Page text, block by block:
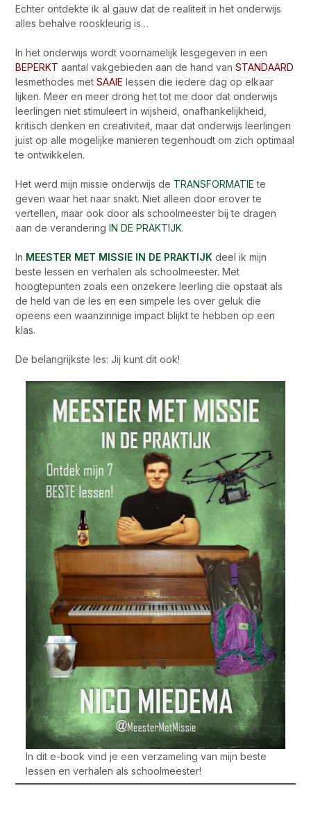
Echter ontdekte ik al gauw dat de realiteit in het onderwijs
alles behalve rooskleurig is…
In het onderwijs wordt voornamelijk lesgegeven in een
BEPERKTaantal vakgebieden aan de hand vanSTANDAARD
lesmethodes metSAAIElessen die iedere dag op elkaar
lijken. Meer en meer drong het tot me door dat onderwijs
leerlingen niet stimuleert in wijsheid, onafhankelijkheid,
kritisch denken en creativiteit, maar dat onderwijs leerlingen
juist op alle mogelijke manieren tegenhoudt om zich optimaal
te ontwikkelen.
Het werd mijn missie onderwijs de TRANSFORMATIEte
geven waar het naar snakt. Niet alleen door erover te
vertellen, maar ook door als schoolmeester bij te dragen
aan de veranderingIN DE PRAKTIJK.
In MEESTER MET MISSIE IN DE PRAKTIJK deel ik mijn
beste lessen en verhalen als schoolmeester. Met
hoogtepunten zoals een onzekere leerling die opstaat als
de held van de les en een simpele les over geluk die
opeens een waanzinnige impact blijkt te hebben op een
klas.
De belangrijkste les: Jij kunt dit ook!
In dit e-book vind je een verzameling van mijn beste
lessen en verhalen als schoolmeester!